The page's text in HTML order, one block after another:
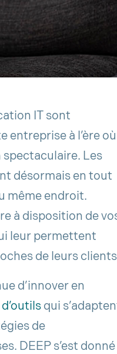
IT sont
entreprise à l’ère
spectaculaire. Les
désormais en tout
même endroit.
à disposition de
leur permettent
de leurs
d’innover en
qui
de
DEEP s’est donné